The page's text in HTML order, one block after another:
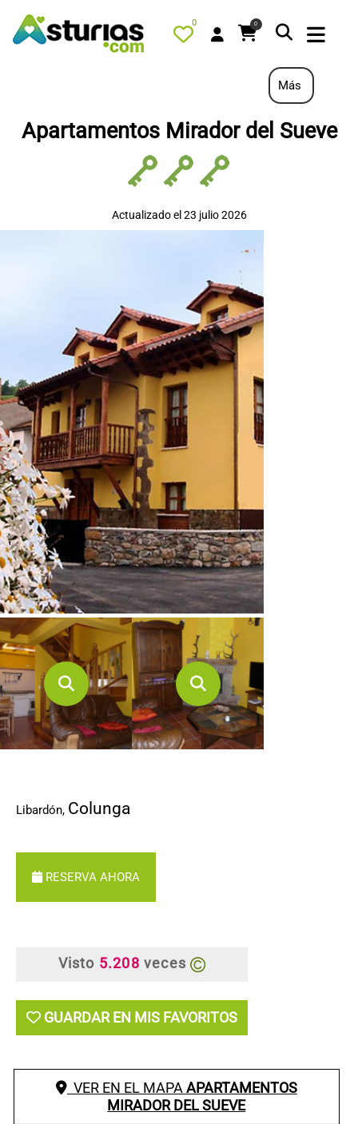
0 0
QUÉ HACER
RESTAURANTES
AGENDA
OFERTAS
CONTACTO
Más
Apartamentos Mirador del Sueve
Actualizado el 23 julio 2026
Libardón, Colunga
RESERVA AHORA
Visto 5.208 veces
GUARDAR EN MIS FAVORITOS
VER EN EL MAPA APARTAMENTOS
MIRADOR DEL SUEVE